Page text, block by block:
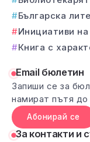
Българска
Инициативи
Книга с
Email бюлетин
Запиши се за
намират пътя до
Абонирай се
За контакти и